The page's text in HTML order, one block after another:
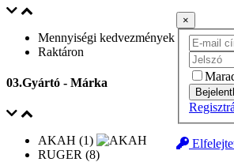
×
Mennyiségi kedvezmények
Raktáron
03.Gyártó - Márka
AKAH (1)
RUGER (8)